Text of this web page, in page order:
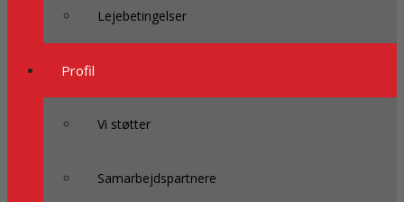
Lejebetingelser
Profil
Vi støtter
Samarbejdspartnere